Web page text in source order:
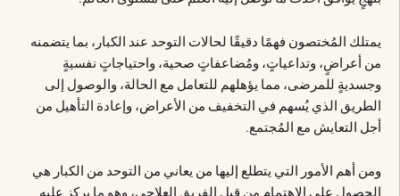
يمتلك المُختصون فهمًا دقيقًا لحالات التوحد عند الكبار، بما يتضمنه
من أعراضٍ، وتداعياتٍ، ومُضاعفاتٍ صحية، واحتياجاتٍ نفسيةٍ
وجسديةٍ للمرضى، مما يؤهلهم للتعامل مع الحالة، والوصول إلى
الطريق الذي يُسهم في التخفيف من الأعراض، وإعادة التأهيل من
أجل التعايش مع المُجتمع.
ومن أهم الأمور التي يتطلع إليها من يعاني من التوحد من الكبار هي
الحصول على الاهتمام من قبل الفريق العلاجي، وهو ما يركز عليه